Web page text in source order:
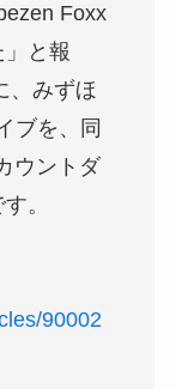
Foxx
と報
、みずほ
ブを、同
ウントダ
。
90002